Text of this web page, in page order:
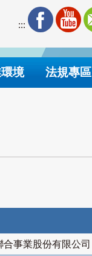
:::
境 法規專區
事業股份有限公司